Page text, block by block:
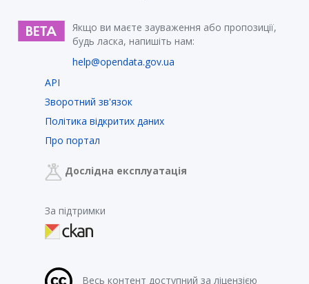
Якщо ви маєте зауваження або пропозиції,
будь ласка, напишіть нам:
help@opendata.gov.ua
API
Зворотний зв'язок
Політика відкритих даних
Про портал
Дослідна експлуатація
За підтримки
Весь контент доступний за ліцензією